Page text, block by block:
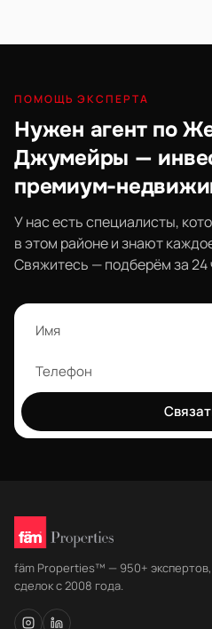
ПОМОЩЬ ЭКСПЕРТА
Нужен агент по
Джумейры —
премиум-
У нас есть специалисты,
в этом районе и знают
Свяжитесь — подберём за 24
fäm Properties™ — 950+ экспертов,
сделок с 2008 года.